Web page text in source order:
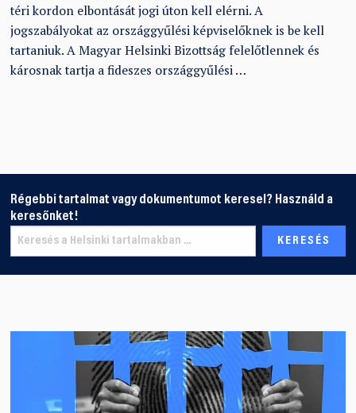
téri kordon elbontását jogi úton kell elérni. A
jogszabályokat az országgyűlési képviselőknek is be kell
tartaniuk. A Magyar Helsinki Bizottság felelőtlennek és
károsnak tartja a fideszes országgyűlési …
Régebbi tartalmat vagy dokumentumot keresel? Használd a
keresőnket!